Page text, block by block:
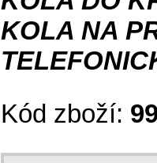
KOLA NA
Kód zboží: